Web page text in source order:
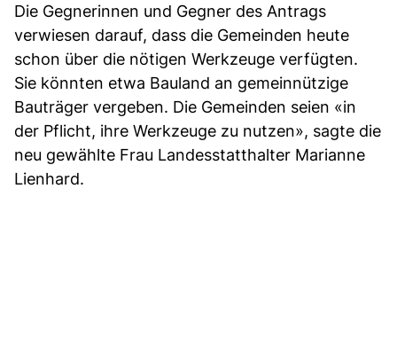
Die Gegnerinnen und Gegner des Antrags
verwiesen darauf, dass die Gemeinden heute
schon über die nötigen Werkzeuge verfügten.
Sie könnten etwa Bauland an gemeinnützige
Bauträger vergeben. Die Gemeinden seien «in
der Pflicht, ihre Werkzeuge zu nutzen», sagte die
neu gewählte Frau Landesstatthalter Marianne
Lienhard.